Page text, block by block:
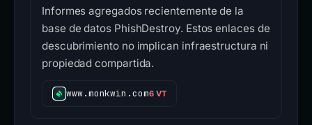
Informes agregados recientemente de la
base de datos PhishDestroy. Estos enlaces de
descubrimiento no implican infraestructura ni
propiedad compartida.
www.monkwin.com6 VT